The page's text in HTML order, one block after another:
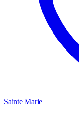
Sainte Marie